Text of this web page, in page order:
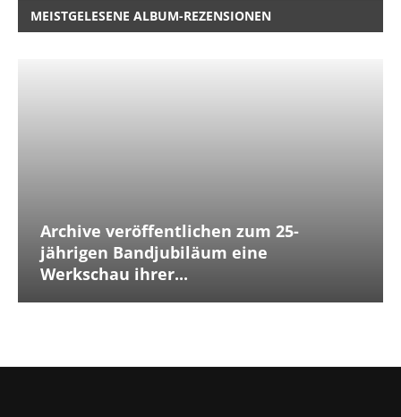
MEISTGELESENE ALBUM-REZENSIONEN
Archive veröffentlichen zum 25-
jährigen Bandjubiläum eine
Werkschau ihrer...